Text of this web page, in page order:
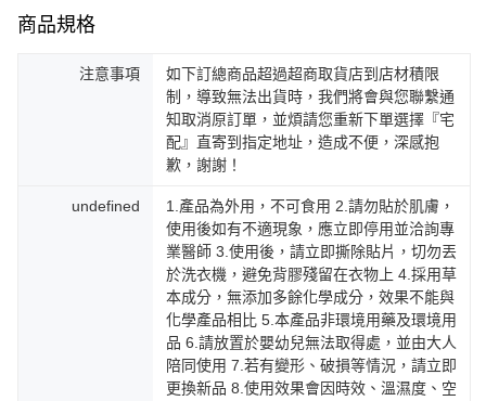
商品規格
注意事項
如下訂總商品超過超商取貨店到店材積限
制，導致無法出貨時，我們將會與您聯繫通
知取消原訂單，並煩請您重新下單選擇『宅
配』直寄到指定地址，造成不便，深感抱
歉，謝謝！
undefined
1.產品為外用，不可食用 2.請勿貼於肌膚，
使用後如有不適現象，應立即停用並洽詢專
業醫師 3.使用後，請立即撕除貼片，切勿丟
於洗衣機，避免背膠殘留在衣物上 4.採用草
本成分，無添加多餘化學成分，效果不能與
化學產品相比 5.本產品非環境用藥及環境用
品 6.請放置於嬰幼兒無法取得處，並由大人
陪同使用 7.若有變形、破損等情況，請立即
更換新品 8.使用效果會因時效、溫濕度、空